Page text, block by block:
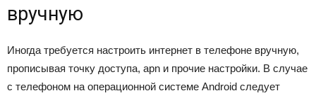
вручную
Иногда требуется настроить интернет в телефоне вручную,
прописывая точку доступа, apn и прочие настройки. В случае
с телефоном на операционной системе Android следует